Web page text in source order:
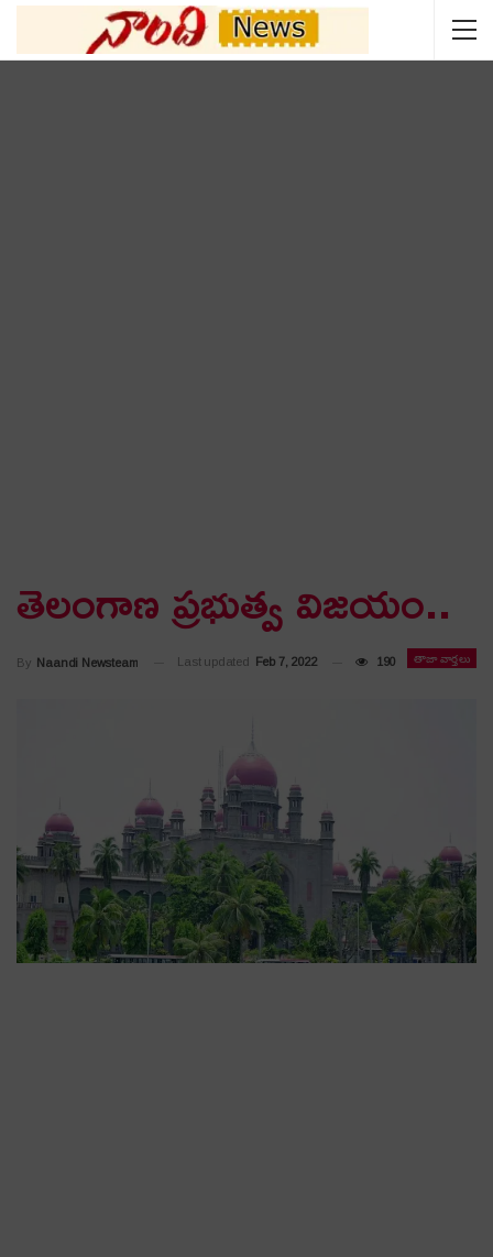
తెలంగాణ ప్రభుత్వ విజయం..
తాజా వార్తలు
By Naandi Newsteam Last updated Feb 7, 2022 190